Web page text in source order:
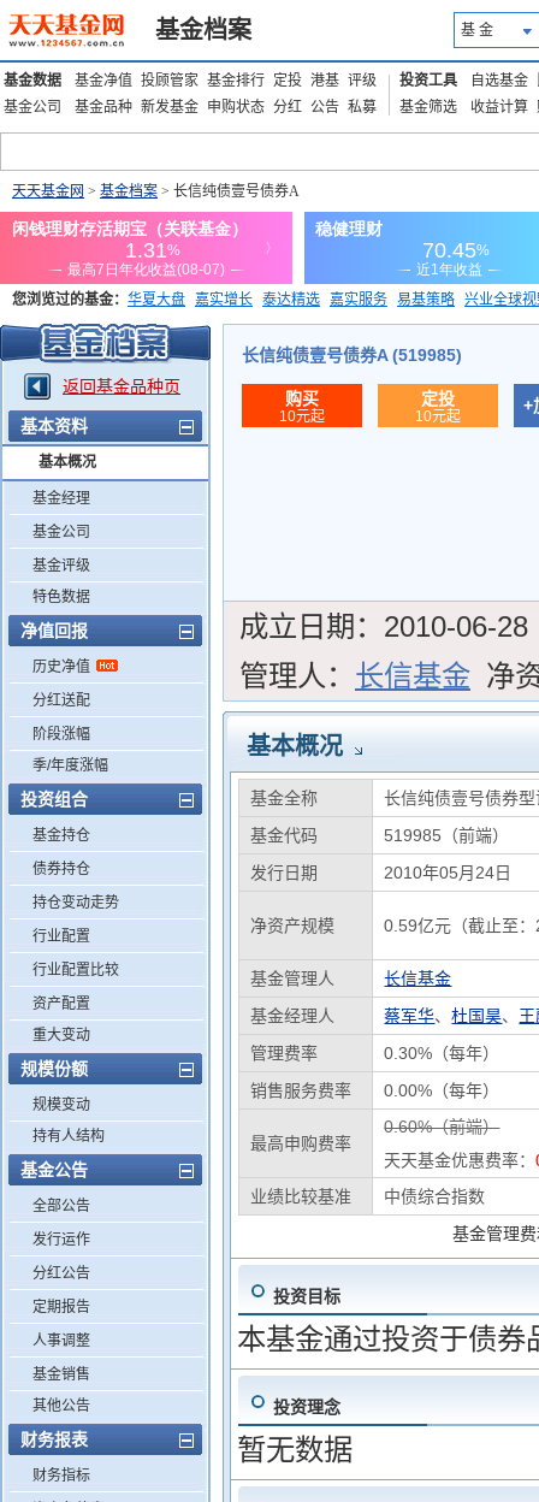
基金档案 基 金
基金数据 基金净值 投顾管家 基金排行 定投 港基 评级
基金公司
基金品种 新发基金 申购状态 分红 公告 私募
投资工具 自选基金
基金筛选
收益计算
天天基金网 > 基金档案 > 长信纯债壹号债券A
您浏览过的基金： 华夏大盘 嘉实增长 泰达精选 嘉实服务 易基策略 兴业全球
添富优势 华安宏利 上证180价值ETF
返回基金品种页
基本资料
基本概况
基金经理
基金公司
基金评级
特色数据
净值回报
历史净值
分红送配
阶段涨幅
季/年度涨幅
投资组合
基金持仓
债券持仓
持仓变动走势
行业配置
行业配置比较
资产配置
重大变动
规模份额
规模变动
持有人结构
基金公告
全部公告
发行运作
分红公告
定期报告
人事调整
基金销售
其他公告
财务报表
财务指标
长信纯债壹号债券A (519985)
购买
10元起
定投
10元起
+
成立日期： 2010-06-28
管理人： 长信基金 净
基本概况
基金全称
长信纯债壹号债券
基金代码
519985（前端）
发行日期
2010年05月24日
净资产规模 0.59亿元（截止至
基金管理人
长信基金
基金经理人
蔡军华、杜国昊、
管理费率
0.30%（每年）
销售服务费率
0.00%（每年）
最高申购费率
0.60%（前端）
天天基金优惠费率：
业绩比较基准
中债综合指数
基金管理
投资目标
本基金通过投资于债
投资理念
暂无数据